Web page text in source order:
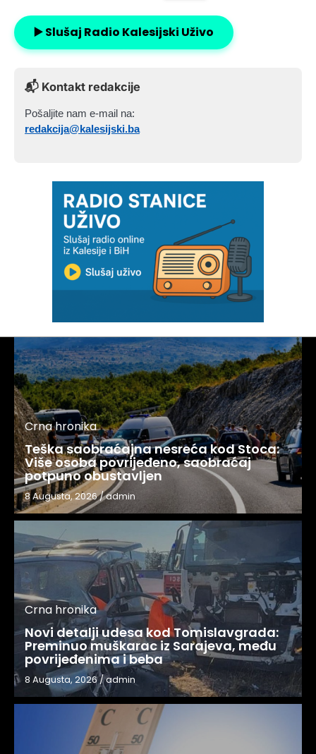
▶️ Slušaj Radio Kalesijski Uživo
📬 Kontakt redakcije
Pošaljite nam e-mail na:
redakcija@kalesijski.ba
Crna hronika
Teška saobraćajna nesreća kod Stoca:
Više osoba povrijeđeno, saobraćaj
potpuno obustavljen
8 Augusta, 2026/admin
Crna hronika
Novi detalji udesa kod Tomislavgrada:
Preminuo muškarac iz Sarajeva, među
povrijeđenima i beba
8 Augusta, 2026/admin